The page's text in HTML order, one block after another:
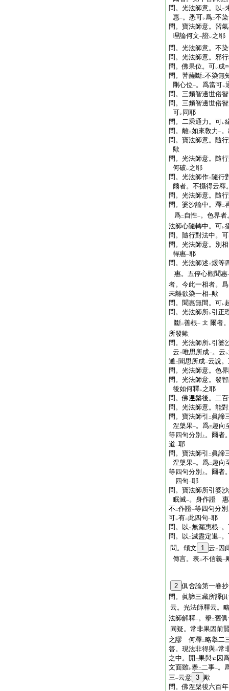
問。光法師意。以 二
惠一。悉可レ爲二不
問。寶法師意。習
理論何文一證レ之耶
問。光法師意。不
問。光法師意。邪
問。佛果位。可レ成
問。菩薩斷二不染無
剛心位一。爲當可レ
問。三類智邊世俗
問。三類智邊世俗
可レ 同耶
問。二乘通力。可レ
問。離二如來敎力 一
問。寶法師意。隨
歟
問。光法師意。隨
何破 レ之耶
問。光法師作二 隨行
爾者。不攝得云釋
問。光法師意。隨
問。婆沙論中。釋二
爲二 自性一。色界者
法師心隨轉中。可レ
問。隨行對法中。可
問。光法師意。別
得惠一耶
問。光法師述 二煖等
惠。五停心觀聞惠
者。今此一相者。爲
未離欲染一相一歟
問。聞惠無間。可レ
問。光法師所レ引正
斷二善根一 文 爾者
所發歟
問。光法師所レ引婆
云 二唯思所成一。云 レ
通 二 聞思所成一云說
問。光法師意。色
問。光法師意。發
後如何釋レ之耶
問。佛𣵀槃後。二
問。光法師意。能
問。寶法師引
二 眞諦
𣵀槃果一。爲三趣向
等四句分別
上 。爾者
道一耶
問。寶法師引
二 眞諦
𣵀槃果一。爲二 趣向
等四句分別
上 。爾者
四句一耶
問。寶法師所引婆
眠滅一。身作證 惠
不 二作證一等四句分別
可レ有二 此四句一耶
問。以 二無漏惠根一
問。以 二滅盡定退一
問。頌文
1 云 二 因
傳言。表二不信義一
2 俱舍論第一卷抄
問。眞諦三藏所譯
云。光法師釋云。
法師解釋一。擧二舊
同疑。常非果因前
之謬 何釋二略擧二
答。現法非得與二常
之中。開 二果與
因
文面雖レ擧二二事一。
三一云意 3 歟
問。佛𣵀槃後六百